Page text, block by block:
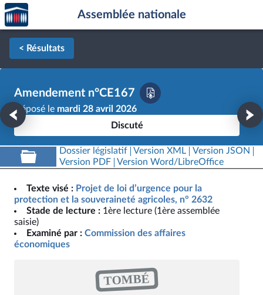
Aller au contenu
Aller en bas de la page
Accèder
à la
page
d'accueil
Assemblée nationale
< Résultats
Amendement n°CE167
Déposé le mardi 28 avril 2026
Discuté
Dossier législatif Version XML
Version JSON
Version PDF
Version Word/LibreOffice
Texte visé : Projet de loi d’urgence pour la
protection et la souveraineté agricoles, n° 2632
Stade de lecture : 1ère lecture (1ère assemblée
saisie)
Examiné par : Commission des affaires
économiques
TOMBÉ